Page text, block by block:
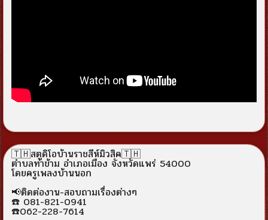
🇹🇭สตูดิโอบ้านราชสีห์มิวสิค🇹🇭
ตำบลท่าข้าม อำเภอเมือง จังหวัดแพร่ 54000
โดยครูเพลงบ้านนอก
📢ติดต่องาน-สอบถามเรื่องต่างๆ
☎️ 081-821-0941
☎️062-228-7614